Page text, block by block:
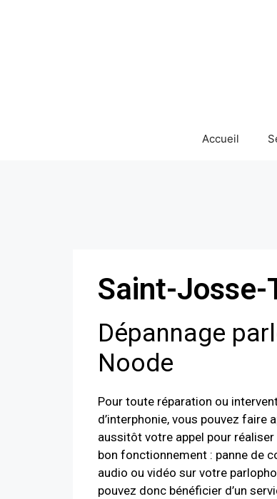
Accueil
Saint-Josse-
Dépannage
Noode
Pour toute réparation ou
d’interphonie, vous pouvez faire
aussitôt votre appel pour
bon fonctionnement : panne de
audio ou vidéo sur votre
pouvez donc bénéficier d’un